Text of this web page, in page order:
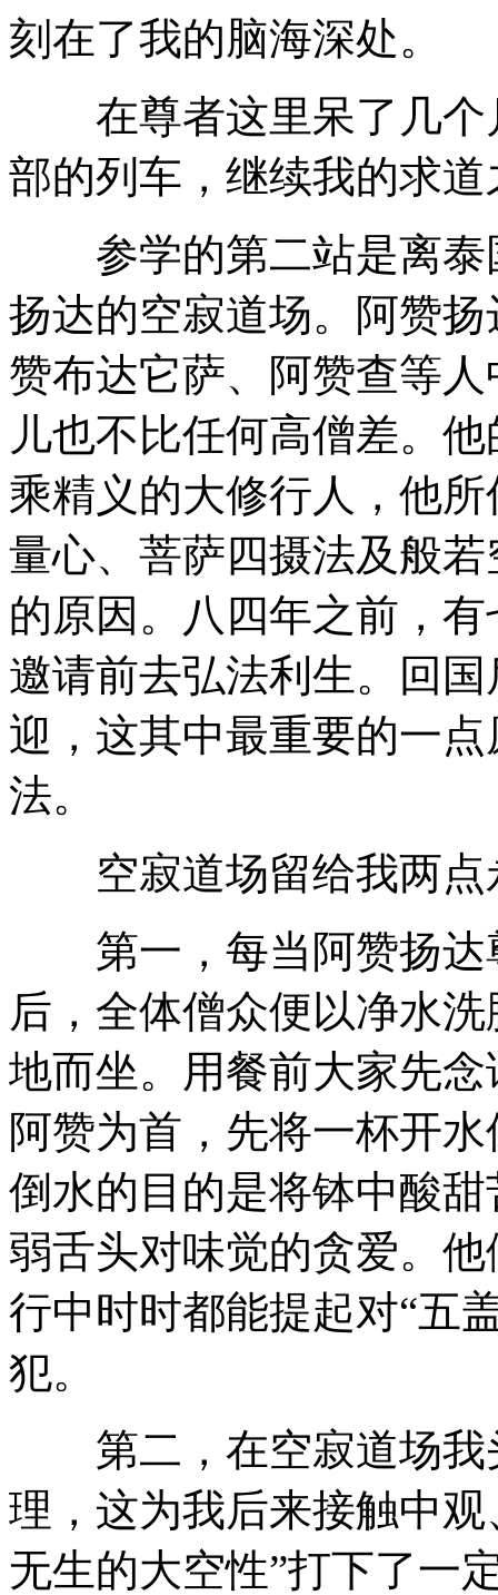
刻在了我的脑海深处。
在尊者这里呆了几个
部的列车，继续我的求道
参学的第二站是离泰
扬达的空寂道场。阿赞
赞布达它萨、阿赞查等
儿也不比任何高僧差。
乘精义的大修行人，他
量心、菩萨四摄法及般
的原因。八四年之前，
邀请前去弘法利生。回
迎，这其中最重要的一
法。
空寂道场留给我两点
第一，每当阿赞扬达
后，全体僧众便以净水
地而坐。用餐前大家先
阿赞为首，先将一杯开
倒水的目的是将钵中酸
弱舌头对味觉的贪爱。
行中时时都能提起对“五
犯。
第二，在空寂道场我
理，这为我后来接触中
无生的大空性”打下了一